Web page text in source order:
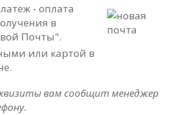
- оплата
в
Почты".
или картой в
вам сообщит менеджер